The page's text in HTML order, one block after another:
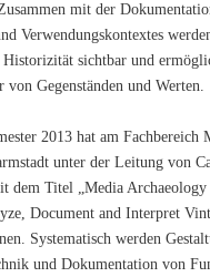
mit der
Verwendungskontextes
sichtbar und
von Gegenständen und Werten.
2013 hat am Fachbereich
unter der Leitung von
dem Titel „Media Archaeology
Document and Interpret
Systematisch werden
und Dokumentation von